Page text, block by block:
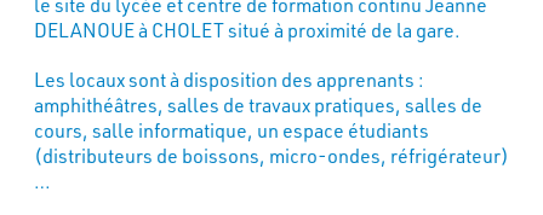
DELANOUE à CHOLET situé à proximité de la gare.
Les locaux sont à disposition des apprenants :
amphithéâtres, salles de travaux pratiques, salles de
cours, salle informatique, un espace étudiants
(distributeurs de boissons, micro-ondes, réfrigérateur)
…